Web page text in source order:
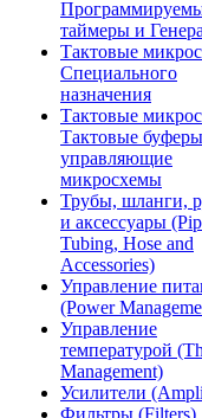
таймеры и
Тактовые
Специального
назначения
Тактовые
Тактовые
управляющие
микросхемы
Трубы, шланги,
и аксессуары
Tubing, Hose and
Accessories)
Управление
(Power
Управление
температурой
Management)
Усилители
Фильтры (Filters)